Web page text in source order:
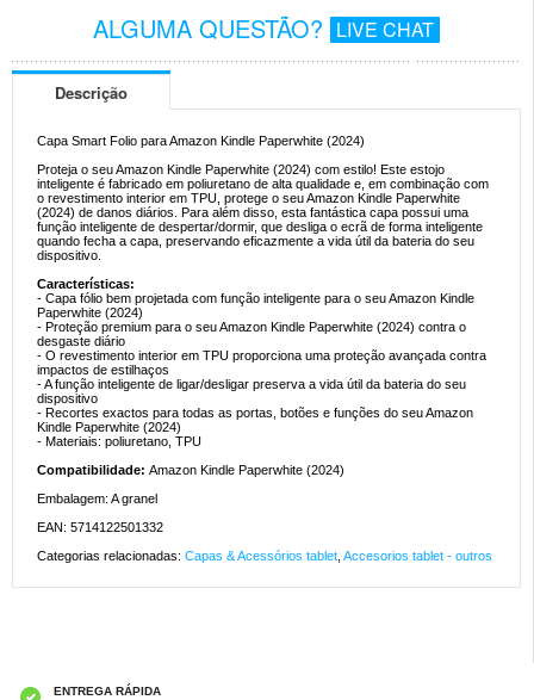
ALGUMA QUESTÃO? LIVE CHAT
Descrição
Capa Smart Folio para Amazon Kindle Paperwhite (2024)
Proteja o seu Amazon Kindle Paperwhite (2024) com estilo! Este estojo
inteligente é fabricado em poliuretano de alta qualidade e, em combinação com
o revestimento interior em TPU, protege o seu Amazon Kindle Paperwhite
(2024) de danos diários. Para além disso, esta fantástica capa possui uma
função inteligente de despertar/dormir, que desliga o ecrã de forma inteligente
quando fecha a capa, preservando eficazmente a vida útil da bateria do seu
dispositivo.
Características:
- Capa fólio bem projetada com função inteligente para o seu Amazon Kindle
Paperwhite (2024)
- Proteção premium para o seu Amazon Kindle Paperwhite (2024) contra o
desgaste diário
- O revestimento interior em TPU proporciona uma proteção avançada contra
impactos de estilhaços
- A função inteligente de ligar/desligar preserva a vida útil da bateria do seu
dispositivo
- Recortes exactos para todas as portas, botões e funções do seu Amazon
Kindle Paperwhite (2024)
- Materiais: poliuretano, TPU
Compatibilidade: Amazon Kindle Paperwhite (2024)
Embalagem: A granel
EAN: 5714122501332
Categorias relacionadas: Capas & Acessórios tablet Accesorios tablet - outros
ENTREGA RÁPIDA